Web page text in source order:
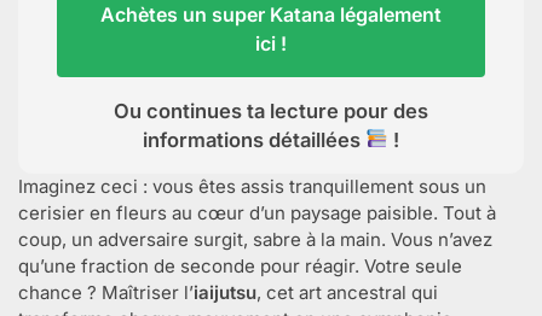
Achètes un super Katana légalement
ici !
Ou continues ta lecture pour des
informations détaillées
!
Imaginez ceci : vous êtes assis tranquillement sous un
cerisier en fleurs au cœur d’un paysage paisible. Tout à
coup, un adversaire surgit, sabre à la main. Vous n’avez
qu’une fraction de seconde pour réagir. Votre seule
chance ? Maîtriser l’iaijutsu, cet art ancestral qui